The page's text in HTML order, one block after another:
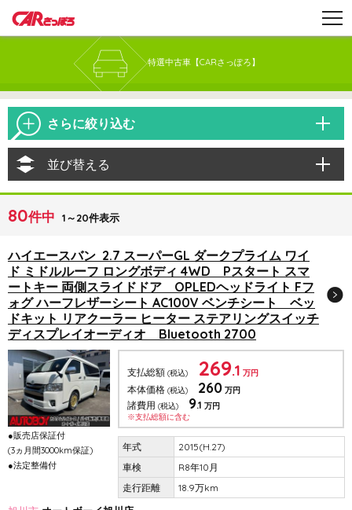
特選中古車【CARさっぽろ】
さらに絞り込む
並び替える
80件中 1～20件表示
ハイエースバン 2.7 スーパーGL ダークプライム ワイ
ド ミドルルーフ ロングボディ 4WD Pスタート スマ
ートキー 両側スライドドア OPLEDヘッドライト Fフ
ォグ ハーフレザーシート AC100V ベンチシート ベッ
ドキット リアクーラー ヒーター ステアリングスイッチ
ディスプレイオーディオ Bluetooth 2700
●販売店保証付
(3ヵ月間3000km保証)
●法定整備付
支払総額 (税込) 269.1 万円
本体価格 (税込) 260 万円
諸費用 (税込) 9.1 万円
※支払総額に含む
2015(H.27)
R8年10月
18.9万km